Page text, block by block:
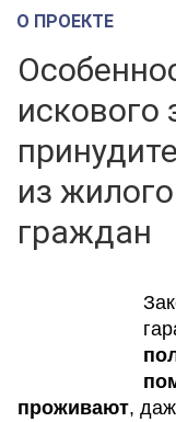
О ПРОЕКТЕ
искового
из
граждан
проживают,